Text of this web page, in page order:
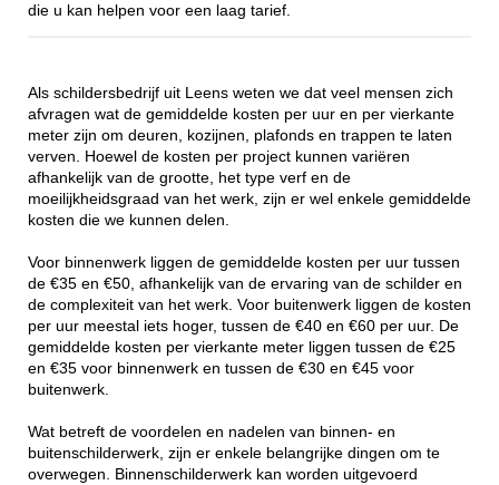
die u kan helpen voor een laag tarief.
Als schildersbedrijf uit Leens weten we dat veel mensen zich
afvragen wat de gemiddelde kosten per uur en per vierkante
meter zijn om deuren, kozijnen, plafonds en trappen te laten
verven. Hoewel de kosten per project kunnen variëren
afhankelijk van de grootte, het type verf en de
moeilijkheidsgraad van het werk, zijn er wel enkele gemiddelde
kosten die we kunnen delen.
Voor binnenwerk liggen de gemiddelde kosten per uur tussen
de €35 en €50, afhankelijk van de ervaring van de schilder en
de complexiteit van het werk. Voor buitenwerk liggen de kosten
per uur meestal iets hoger, tussen de €40 en €60 per uur. De
gemiddelde kosten per vierkante meter liggen tussen de €25
en €35 voor binnenwerk en tussen de €30 en €45 voor
buitenwerk.
Wat betreft de voordelen en nadelen van binnen- en
buitenschilderwerk, zijn er enkele belangrijke dingen om te
overwegen. Binnenschilderwerk kan worden uitgevoerd